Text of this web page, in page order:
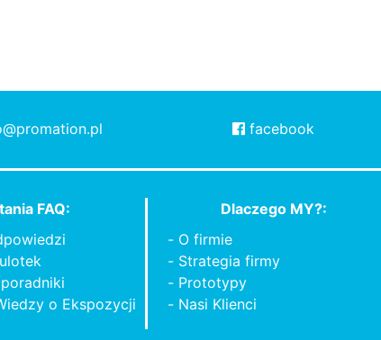
facebook
FAQ:
o Ekspozycji
Dlaczego MY?:
O firmie
Strategia firmy
Prototypy
Nasi Klienci